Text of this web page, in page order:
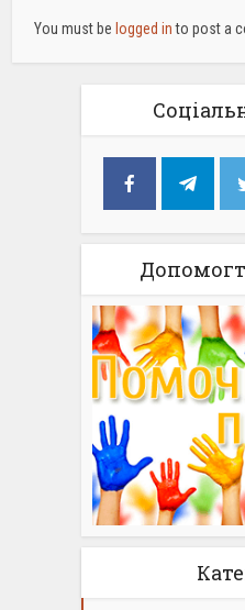
You must be logged into post a